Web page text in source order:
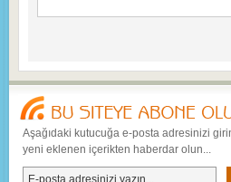
Aşağıdaki kutucuğa e-posta adresinizi
yeni eklenen içerikten haberdar olun...